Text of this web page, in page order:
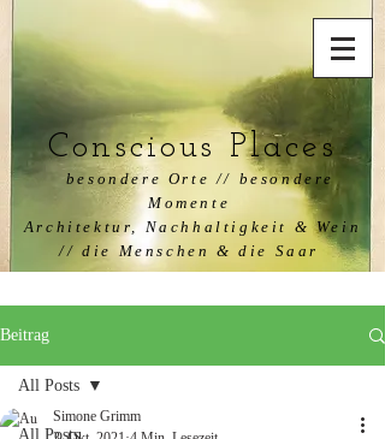
Conscious Places
besondere Orte// besondere
Momente
Architektur, Nachhaltigkeit & Wein
// die Menschen & die Saar
Beitrag
All Posts
All Posts
Simone Grimm